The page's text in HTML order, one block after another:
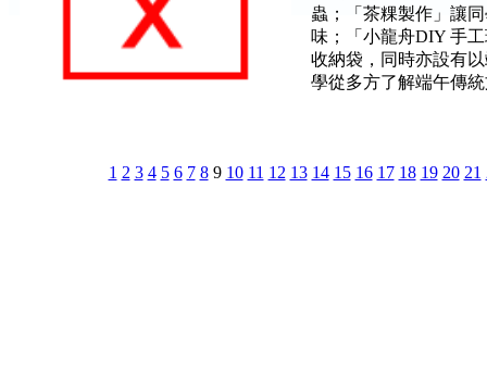
蟲；「茶粿製作」讓
味；「小龍舟DIY 手
收納袋，同時亦設有
學從多方了解端午傳
1 2 3 4 5 6 7 8 9 10 11 12 13 14 15 16 17 18 19 20 21